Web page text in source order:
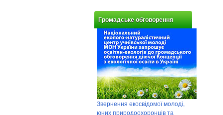
Громадське обговорення
Звернення екосвідомої молоді,
юних природоохоронців та